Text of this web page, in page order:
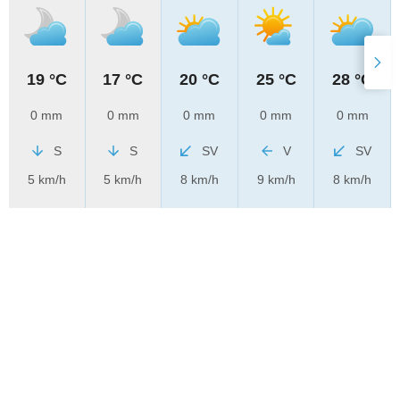
19 °C
0 mm
S
5 km/h
17 °C
0 mm
S
5 km/h
20 °C
0 mm
SV
8 km/h
25 °C
0 mm
V
9 km/h
28 °C
0 mm
SV
8 km/h